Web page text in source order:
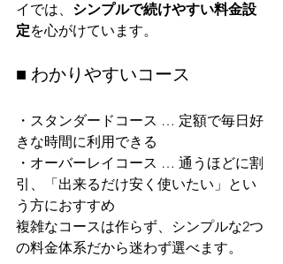
イでは、 シンプルで続けやすい料金設
定を心がけています。
■ わかりやすいコース
・スタンダードコース … 定額で毎日好
きな時間に利用できる
・オーバーレイコース … 通うほどに割
引、「出来るだけ安く使いたい」とい
う方におすすめ
複雑なコースは作らず、シンプルな2つ
の料金体系だから迷わず選べます。